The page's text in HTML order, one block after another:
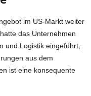
im US-Markt weiter
das Unternehmen
und Logistik eingeführt,
aus dem
ist eine konsequente